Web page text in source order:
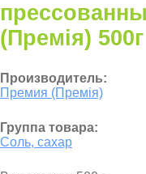
(Премія) 500г
Производитель:
Премия (Премія)
Группа товара:
Соль, сахар